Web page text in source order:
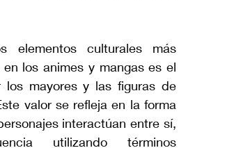
elementos culturales más
los animes y mangas es el
los mayores y las figuras de
valor se refleja en la forma
interactúan entre sí,
utilizando términos